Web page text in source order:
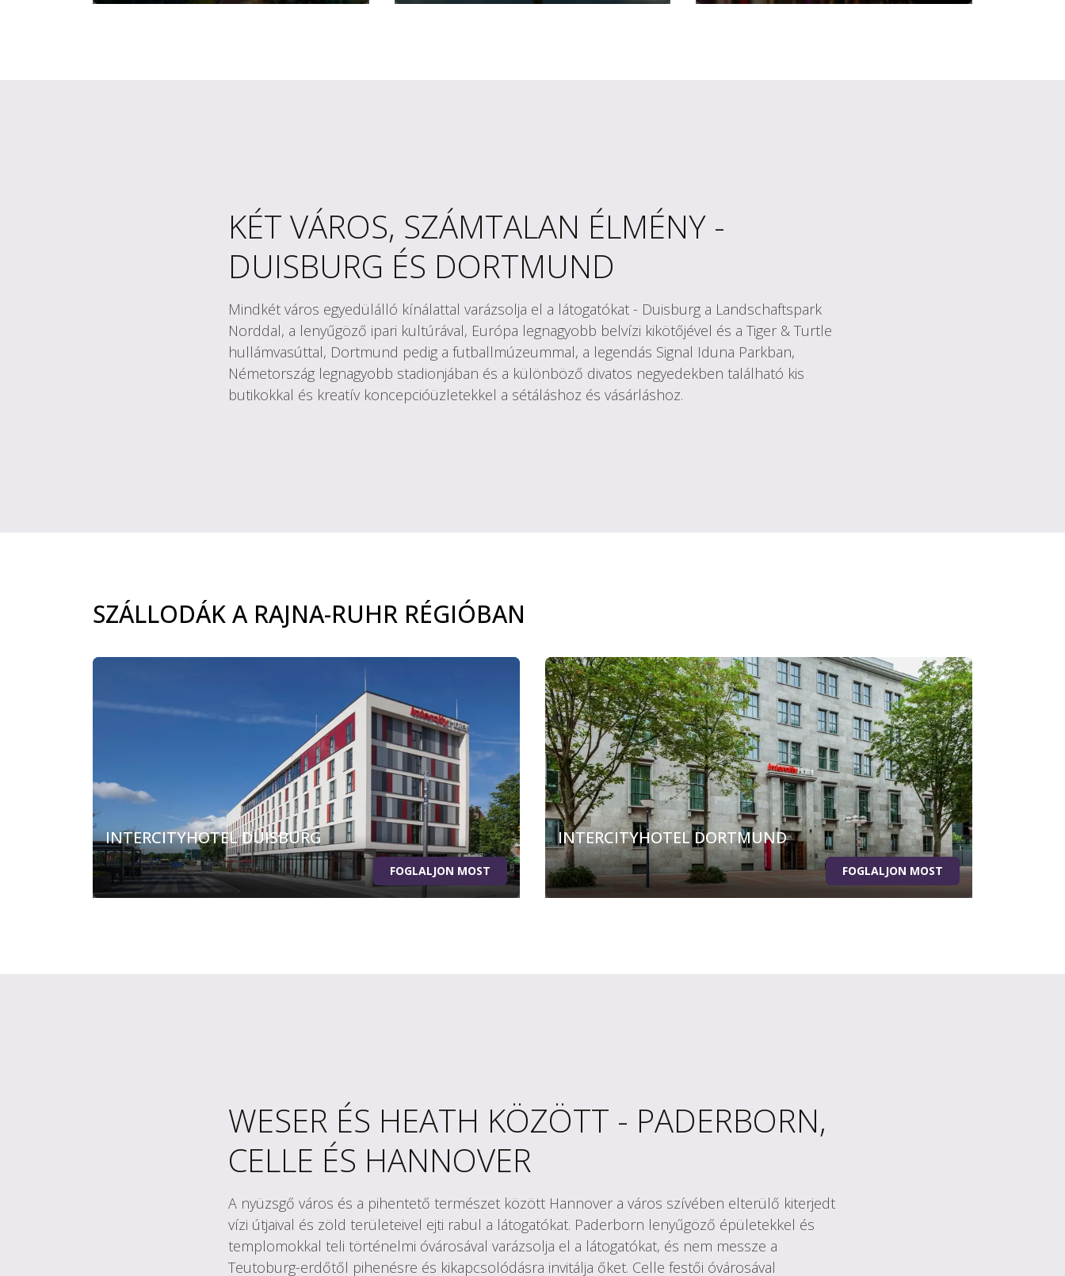
KÉT VÁROS, SZÁMTALAN ÉLMÉNY -
DUISBURG ÉS DORTMUND
Mindkét város egyedülálló kínálattal varázsolja el a látogatókat - Duisburg a Landschaftspark
Norddal, a lenyűgöző ipari kultúrával, Európa legnagyobb belvízi kikötőjével és a Tiger & Turtle
hullámvasúttal, Dortmund pedig a futballmúzeummal, a legendás Signal Iduna Parkban,
Németország legnagyobb stadionjában és a különböző divatos negyedekben található kis
butikokkal és kreatív koncepcióüzletekkel a sétáláshoz és vásárláshoz.
SZÁLLODÁK A RAJNA-RUHR RÉGIÓBAN
INTERCITYHOTEL DUISBURG
FOGLALJON MOST
INTERCITYHOTEL DORTMUND
FOGLALJON MOST
WESER ÉS HEATH KÖZÖTT - PADERBORN,
CELLE ÉS HANNOVER
A nyüzsgő város és a pihentető természet között Hannover a város szívében elterülő kiterjedt
vízi útjaival és zöld területeivel ejti rabul a látogatókat. Paderborn lenyűgöző épületekkel és
templomokkal teli történelmi óvárosával varázsolja el a látogatókat, és nem messze a
Teutoburg-erdőtől pihenésre és kikapcsolódásra invitálja őket. Celle festői óvárosával